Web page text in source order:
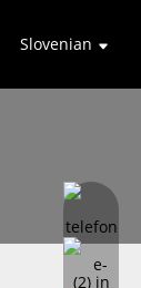
Slovenian